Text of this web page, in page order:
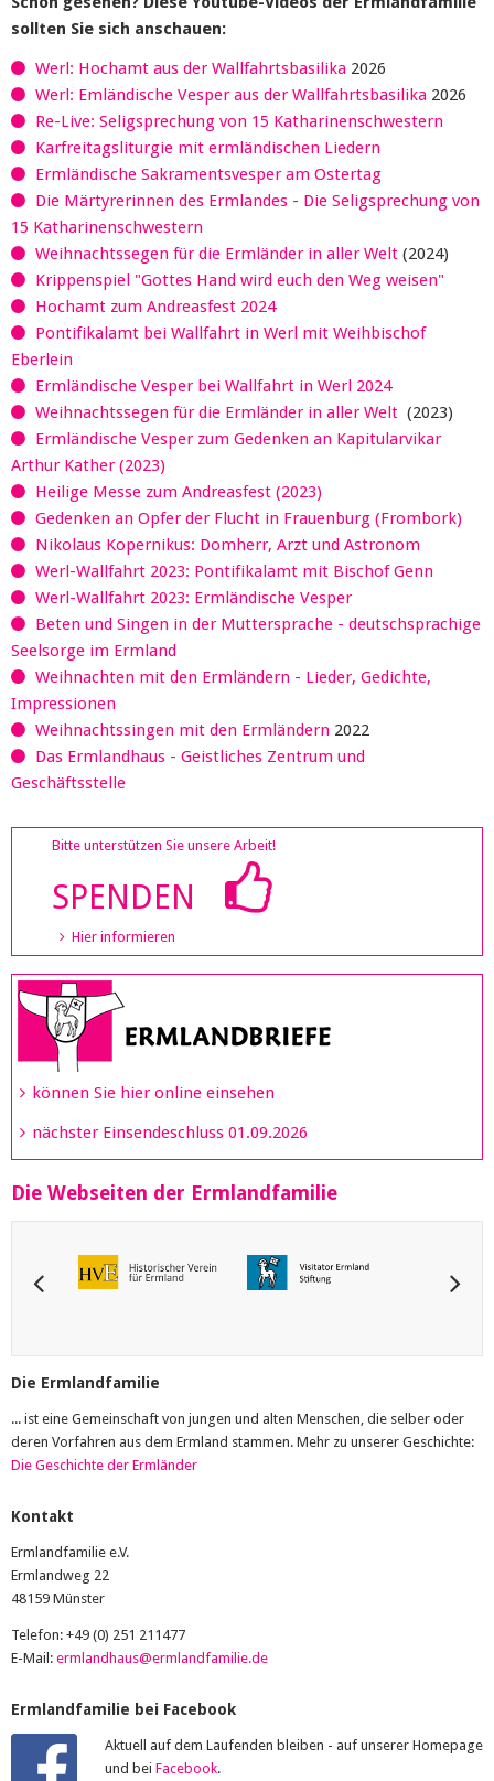
sollten Sie sich anschauen:
Werl: Hochamt aus der Wallfahrtsbasilika 2026
Werl: Emländische Vesper aus der Wallfahrtsbasilika 2026
Re-Live: Seligsprechung von 15 Katharinenschwestern
Karfreitagsliturgie mit ermländischen Liedern
Ermländische Sakramentsvesper am Ostertag
Die Märtyrerinnen des Ermlandes - Die Seligsprechung von
15 Katharinenschwestern
Weihnachtssegen für die Ermländer in aller Welt (2024)
Krippenspiel "Gottes Hand wird euch den Weg weisen"
Hochamt zum Andreasfest 2024
Pontifikalamt bei Wallfahrt in Werl mit Weihbischof
Eberlein
Ermländische Vesper bei Wallfahrt in Werl 2024
Weihnachtssegen für die Ermländer in aller Welt (2023)
Ermländische Vesper zum Gedenken an Kapitularvikar
Arthur Kather (2023)
Heilige Messe zum Andreasfest (2023)
Gedenken an Opfer der Flucht in Frauenburg (Frombork)
Nikolaus Kopernikus: Domherr, Arzt und Astronom
Werl-Wallfahrt 2023: Pontifikalamt mit Bischof Genn
Werl-Wallfahrt 2023: Ermländische Vesper
Beten und Singen in der Muttersprache - deutschsprachige
Seelsorge im Ermland
Weihnachten mit den Ermländern - Lieder, Gedichte,
Impressionen
Weihnachtssingen mit den Ermländern 2022
Das Ermlandhaus - Geistliches Zentrum und
Geschäftsstelle
Bitte unterstützen Sie unsere Arbeit!
SPENDEN
Hier informieren
können Sie hier online einsehen
nächster Einsendeschluss 01.09.2026
Die Webseiten der Ermlandfamilie
Die Ermlandfamilie
... ist eine Gemeinschaft von jungen und alten Menschen, die selber oder
deren Vorfahren aus dem Ermland stammen. Mehr zu unserer Geschichte:
Die Geschichte der Ermländer
Kontakt
Ermlandfamilie e.V.
Ermlandweg 22
48159 Münster
Telefon: +49 (0) 251 211477
E-Mail: ermlandhaus@ermlandfamilie.de
Ermlandfamilie bei Facebook
Aktuell auf dem Laufenden bleiben - auf unserer Homepage
und bei Facebook.